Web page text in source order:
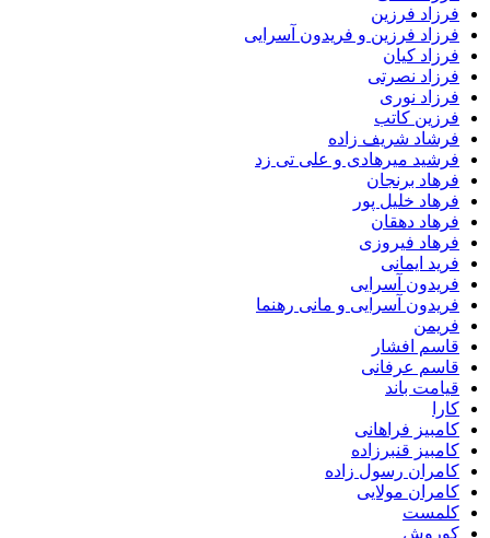
فرزاد فرزین
فرزاد فرزین و فریدون آسرایی
فرزاد کیان
فرزاد نصرتی
فرزاد نوری
فرزین کاتب
فرشاد شریف زاده
فرشید میرهادی و علی تی زد
فرهاد برنجان
فرهاد خلیل پور
فرهاد دهقان
فرهاد فیروزی
فرید ایمانی
فریدون آسرایی
فریدون آسرایی و مانی رهنما
فریمن
قاسم افشار
قاسم عرفانی
قیامت باند
کارا
کامبیز فراهانی
کامبیز قنبرزاده
کامران رسول زاده
کامران مولایی
کلمست
کوروش